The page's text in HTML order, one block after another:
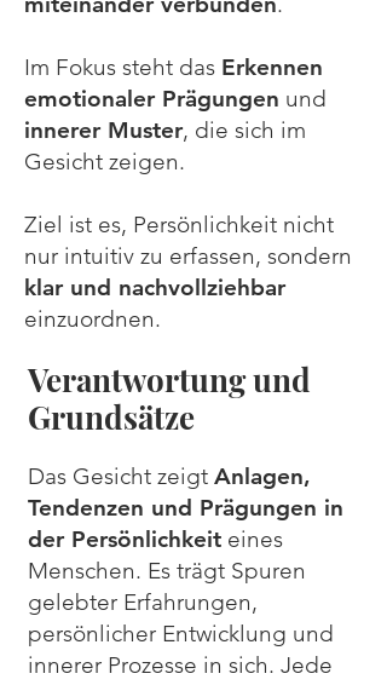
Im Fokus steht das Erkennen
emotionaler Prägungen und
innerer Muster, die sich im
Gesicht zeigen.
Ziel ist es, Persönlichkeit nicht
nur intuitiv zu erfassen, sondern
klar und nachvollziehbar
einzuordnen.
Verantwortung und
Grundsätze
Das Gesicht zeigt Anlagen,
Tendenzen und Prägungen in
der Persönlichkeit eines
Menschen. Es trägt Spuren
gelebter Erfahrungen,
persönlicher Entwicklung und
innerer Prozesse in sich. Jede